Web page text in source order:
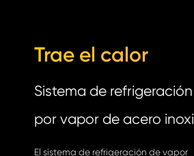
Trae el calor
Sistema de
por vapor de acero
El sistema de refrigeración de vapor